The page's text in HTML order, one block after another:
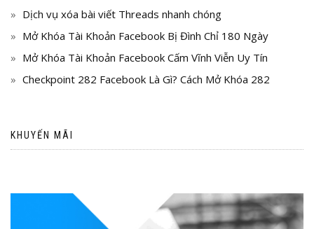
Dịch vụ xóa bài viết Threads nhanh chóng
Mở Khóa Tài Khoản Facebook Bị Đình Chỉ 180 Ngày
Mở Khóa Tài Khoản Facebook Cấm Vĩnh Viễn Uy Tín
Checkpoint 282 Facebook Là Gì? Cách Mở Khóa 282
KHUYẾN MÃI